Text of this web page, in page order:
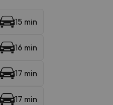
15 min
16 min
17 min
17 min